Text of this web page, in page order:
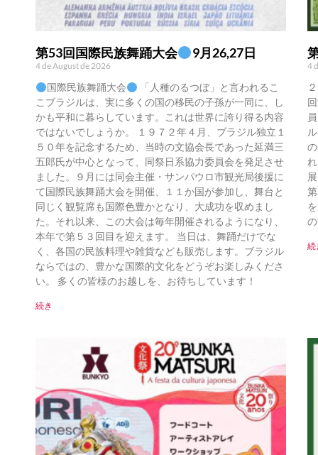
第53回国際民族舞踊大会 9月26,27日
4 de August de 2026
国際民族舞踊大会
「人種のるつぼ」と言われるこ
こブラジルは、実に多くの国の移民の子孫が一同に、し
かも平和に暮らしています。これは世界に誇り得る内容
ではないでしょうか。 １９７２年４月、ブラジル独立１
５０年を記念するため、当時の文協会長であった延満三
五郎氏が中心となって、同祭日系協力委員会を発足させ
ました。９月には同会主催・サンパウロ市観光局後援に
て国際民族舞踊大会を開催、１１か国が参加し、舞台と
同じく観覧席も国際色豊かとなり、大成功を収めまし
た。それ以来、この大会は毎年開催されるようになり、
本年で第５３回目を迎えます。 当日は、舞踊だけでな
く、各国の民族料理や雑貨なども販売します。ブラジル
ならではの、豊かな国際的文化をどうぞお楽しみくださ
い。 多くの皆様のお越しを、お待ちしています！
続き
4
続